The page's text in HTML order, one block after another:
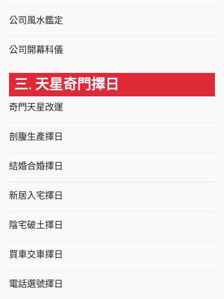
公司風水鑑定
公司開幕科儀
三. 天星奇門擇日
奇門天星改運
剖腹生產擇日
結婚合婚擇日
新居入宅擇日
陰宅破土擇日
買車交車擇日
電話選號擇日